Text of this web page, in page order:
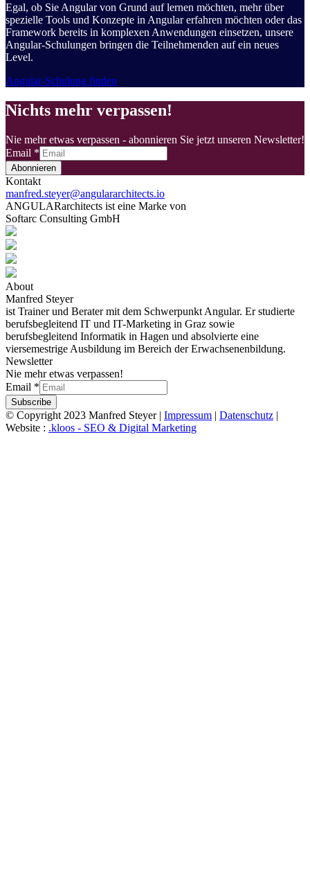
Egal, ob Sie Angular von Grund auf lernen möchten, mehr über
spezielle Tools und Konzepte in Angular erfahren möchten oder das
Framework bereits in komplexen Anwendungen einsetzen, unsere
Angular-Schulungen bringen die Teilnehmenden auf ein neues
Level.
Angular-Schulung finden
Nichts mehr verpassen!
Nie mehr etwas verpassen - abonnieren Sie jetzt unseren Newsletter!
Email *
Abonnieren
Kontakt
manfred.steyer@angulararchitects.io
ANGULARarchitects ist eine Marke von
Softarc Consulting GmbH
About
Manfred Steyer
ist Trainer und Berater mit dem Schwerpunkt Angular. Er studierte
berufsbegleitend IT und IT-Marketing in Graz sowie
berufsbegleitend Informatik in Hagen und absolvierte eine
viersemestrige Ausbildung im Bereich der Erwachsenenbildung.
Newsletter
Nie mehr etwas verpassen!
Email *
Subscribe
© Copyright 2023 Manfred Steyer | Impressum | Datenschutz |
Website : .kloos - SEO & Digital Marketing